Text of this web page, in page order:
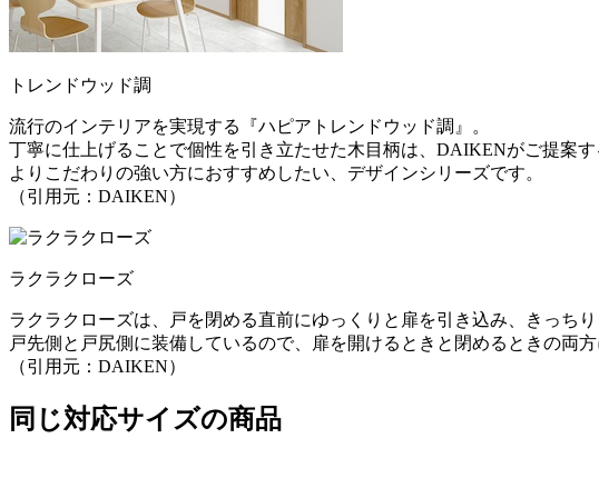
トレンドウッド調
流行のインテリアを実現する『ハピアトレンドウッド調』。
丁寧に仕上げることで個性を引き立たせた木目柄は、DAIKENがご提案す
よりこだわりの強い方におすすめしたい、デザインシリーズです。
（引用元：DAIKEN）
ラクラクローズ
ラクラクローズは、戸を閉める直前にゆっくりと扉を引き込み、きっち
戸先側と戸尻側に装備しているので、扉を開けるときと閉めるときの両方
（引用元：DAIKEN）
同じ対応サイズの商品